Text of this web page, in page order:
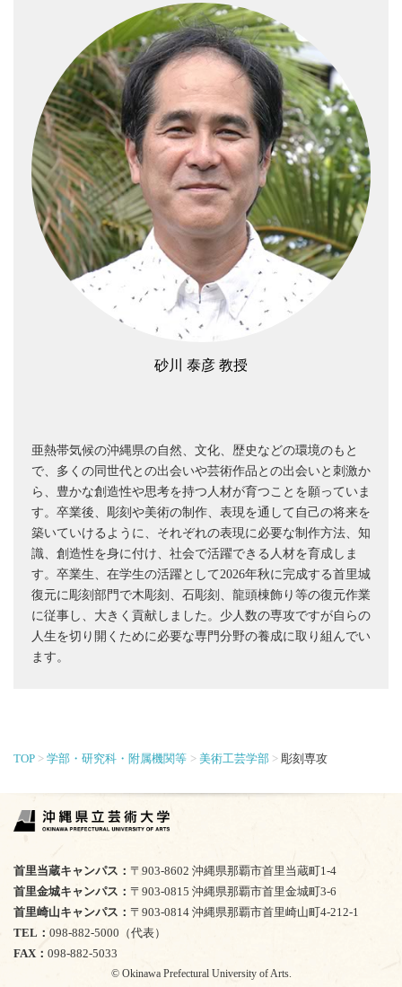
砂川 泰彦 教授
亜熱帯気候の沖縄県の自然、文化、歴史などの環境のもと
で、多くの同世代との出会いや芸術作品との出会いと刺激か
ら、豊かな創造性や思考を持つ人材が育つことを願っていま
す。卒業後、彫刻や美術の制作、表現を通して自己の将来を
築いていけるように、それぞれの表現に必要な制作方法、知
識、創造性を身に付け、社会で活躍できる人材を育成しま
す。卒業生、在学生の活躍として2026年秋に完成する首里城
復元に彫刻部門で木彫刻、石彫刻、龍頭棟飾り等の復元作業
に従事し、大きく貢献しました。少人数の専攻ですが自らの
人生を切り開くために必要な専門分野の養成に取り組んでい
ます。
TOP 学部・研究科・附属機関等 美術工芸学部 彫刻専攻
TEL
098-882-5000（代表）
FAX
098-882-5033
© Okinawa Prefectural University of Arts.
首里当蔵キャンパス
〒903-8602 沖縄県那覇市首里当蔵町1-4
首里金城キャンパス
〒903-0815 沖縄県那覇市首里金城町3-6
首里崎山キャンパス
〒903-0814 沖縄県那覇市首里崎山町4-212-1